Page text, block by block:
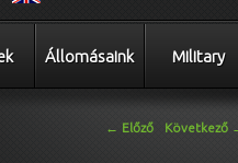
Állomásaink Military
← Előző Következő